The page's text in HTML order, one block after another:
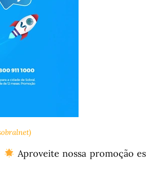
Aproveite nossa promoção